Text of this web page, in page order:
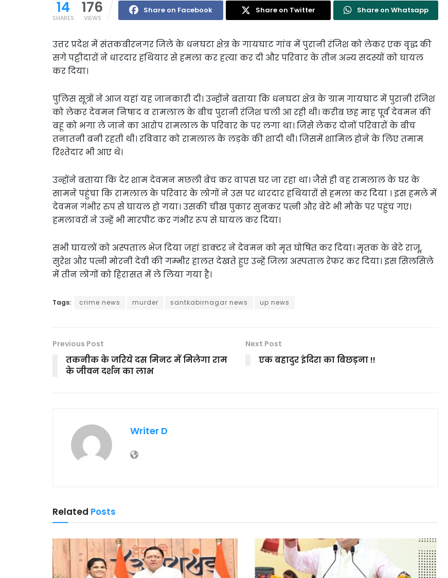
14
SHARES
176
VIEWS
Share on Facebook Share on Twitter Share on Whatsapp
उत्तर प्रदेश में संतकबीरनगर जिले के धनघटा क्षेत्र के गायघाट गांव में पुरानी रंजिश को लेकर एक वृद्ध की
सगे पट्टीदारों ने धारदार हथियार से हमला कर हत्या कर दी और परिवार के तीन अन्य सदस्यों को घायल
कर दिया।
पुलिस सूत्रों ने आज यहां यह जानकारी दी। उन्होंने बताया कि धनघटा क्षेत्र के ग्राम गायघाट में पुरानी रंजिश
को लेकर देवमन निषाद व रामलाल के बीच पुरानी रंजिश चली आ रही थी। करीब छह माह पूर्व देवमन की
बहू को भगा ले जाने का आरोप रामलाल के परिवार के पर लगा था। जिसे लेकर दोनों परिवारों के बीच
तनातनी बनी रहती थी। रविवार को रामलाल के लड़के की शादी थी। जिसमें शामिल होने के लिए तमाम
रिश्तेदार भी आए थे।
उन्होंने बताया कि देर शाम देवमन मछली बेच कर वापस घर जा रहा था। जैसे ही वह रामलाल के घर के
सामने पहुंचा कि रामलाल के परिवार के लोगों ने उस पर धारदार हथियारों से हमला कर दिया । इस हमले में
देवमन गंभीर रुप से घायल हो गया। उसकी चीख पुकार सुनकर पत्नी और बेटे भी मौके पर पहुंच गए।
हमलावरों ने उन्हें भी मारपीट कर गंभीर रूप से घायल कर दिया।
सभी घायलों को अस्पताल भेज दिया जहां डाक्टर ने देवमन को मृत घोषित कर दिया। मृतक के बेटे राजू,
सुरेश और पत्नी मोरनी देवी की गम्भीर हालत देखते हुए उन्हें जिला अस्पताल रेफर कर दिया। इस सिलसिले
में तीन लोगों को हिरासत में ले लिया गया है।
Tags: crime news murder santkabirnagar news up news
Previous Post
तकनीक के जरिये दस मिनट में मिलेगा राम
के जीवन दर्शन का लाभ
Next Post
एक बहादुर इंदिरा का बिछड़ना !!
Writer D
Related Posts